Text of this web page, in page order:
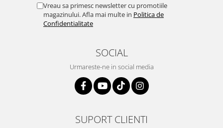
Vreau sa primesc newsletter cu promotiile
magazinului. Afla mai multe in Politica de
Confidentialitate
SOCIAL
Urmareste-ne in social media
SUPORT CLIENTI